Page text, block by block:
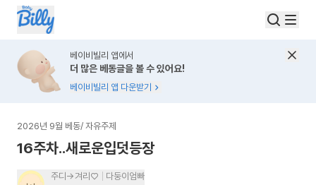
베이비빌리 앱에서
더 많은 베동글을 볼 수 있어요!
베이비빌리 앱 다운받기
2026년 9월 베동/ 자유주제
16주차..새로운입덧등장
주디->겨리♡
다둥이엄빠